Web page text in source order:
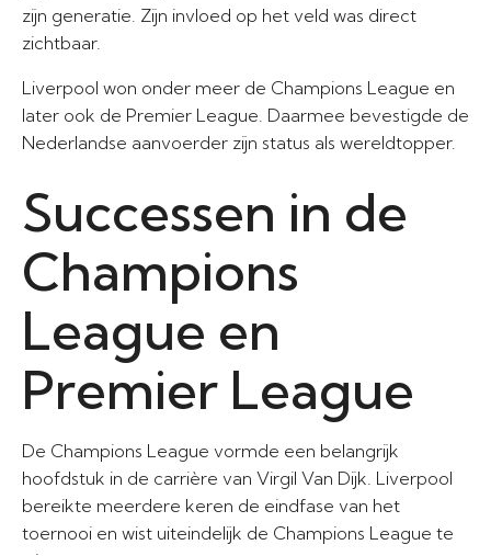
zijn generatie. Zijn invloed op het veld was direct
zichtbaar.
Liverpool won onder meer de Champions League en
later ook de Premier League. Daarmee bevestigde de
Nederlandse aanvoerder zijn status als wereldtopper.
Successen in de
Champions
League en
Premier League
De Champions League vormde een belangrijk
hoofdstuk in de carrière van Virgil Van Dijk. Liverpool
bereikte meerdere keren de eindfase van het
toernooi en wist uiteindelijk de Champions League te